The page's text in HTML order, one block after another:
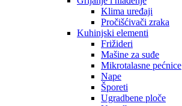
Klima uređaji
Pročišćivači zraka
Kuhinjski elementi
Frižideri
Mašine za suđe
Mikrotalasne pećnice
Nape
Šporeti
Ugradbene ploče